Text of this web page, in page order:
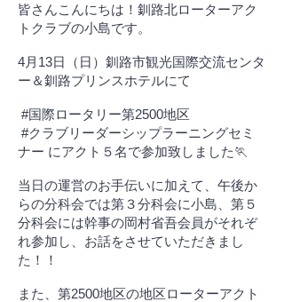
皆さんこんにちは！釧路北ローターアク
トクラブの小島です。
4月13日（日）釧路市観光国際交流センタ
ー＆釧路プリンスホテルにて
#国際ロータリー第2500地区
#クラブリーダーシップラーニングセミ
ナー にアクト５名で参加致しました🏃
当日の運営のお手伝いに加えて、午後か
らの分科会では第３分科会に小島、第５
分科会には幹事の岡村省吾会員がそれぞ
れ参加し、お話をさせていただきまし
た！！
また、第2500地区の地区ローターアクト